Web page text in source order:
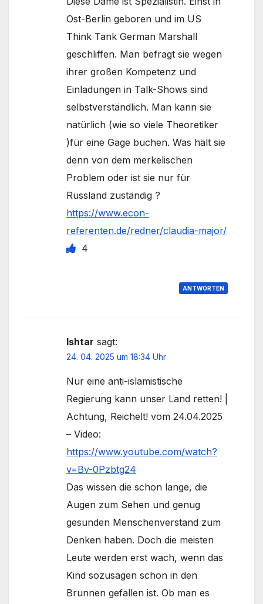
Ost-Berlin geboren und im US
Think Tank German Marshall
geschliffen. Man befragt sie wegen
ihrer großen Kompetenz und
Einladungen in Talk-Shows sind
selbstverständlich. Man kann sie
natürlich (wie so viele Theoretiker
)für eine Gage buchen. Was hält sie
denn von dem merkelischen
Problem oder ist sie nur für
Russland zuständig ?
https://www.econ-
referenten.de/redner/claudia-major/
4
ANTWORTEN
Ishtar sagt:
24. 04. 2025 um 18:34 Uhr
Nur eine anti-islamistische
Regierung kann unser Land retten! |
Achtung, Reichelt! vom 24.04.2025
– Video:
https://www.youtube.com/watch?
v=Bv-0Pzbtg24
Das wissen die schon lange, die
Augen zum Sehen und genug
gesunden Menschenverstand zum
Denken haben. Doch die meisten
Leute werden erst wach, wenn das
Kind sozusagen schon in den
Brunnen gefallen ist. Ob man es